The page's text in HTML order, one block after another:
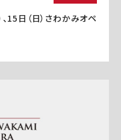
15日（日）さわかみオペ